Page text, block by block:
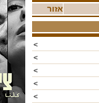
אזור
<
<
<
<
<